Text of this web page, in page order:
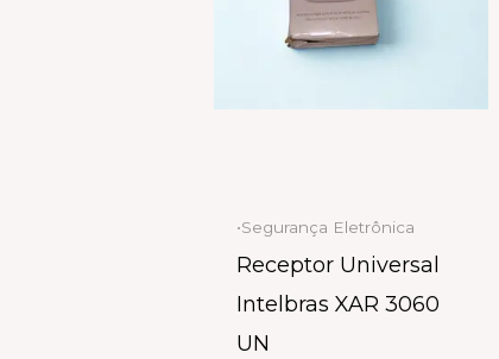
•Segurança Eletrônica
Receptor Universal
Intelbras XAR 3060
UN